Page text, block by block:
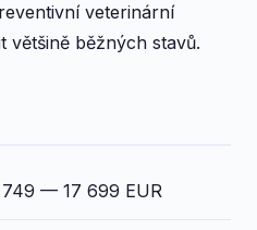
veterinární
většině běžných stavů.
— 17 699 EUR